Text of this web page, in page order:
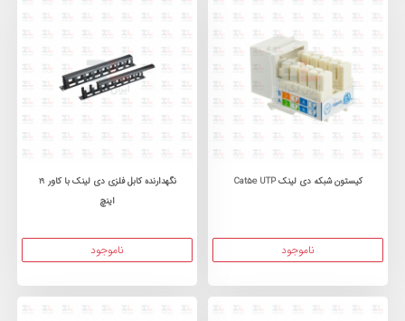
کیستون شبکه دی لینک Cat5e UTP
ناموجود
نگهدارنده کابل فلزی دی لینک با کاور 19
اینچ
ناموجود